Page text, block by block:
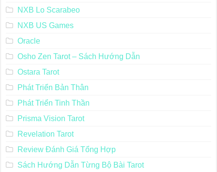
NXB Lo Scarabeo
NXB US Games
Oracle
Osho Zen Tarot – Sách Hướng Dẫn
Ostara Tarot
Phát Triển Bản Thân
Phát Triển Tinh Thần
Prisma Vision Tarot
Revelation Tarot
Review Đánh Giá Tổng Hợp
Sách Hướng Dẫn Từng Bộ Bài Tarot